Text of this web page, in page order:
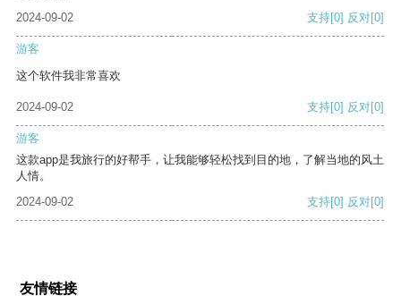
2024-09-02
支持[0] 反对[0]
游客
这个软件我非常喜欢
2024-09-02 支持[0] 反对[0]
游客
这款app是我旅行的好帮手，让我能够轻松找到目的地，了解当地的风土
人情。
2024-09-02
支持[0] 反对[0]
友情链接